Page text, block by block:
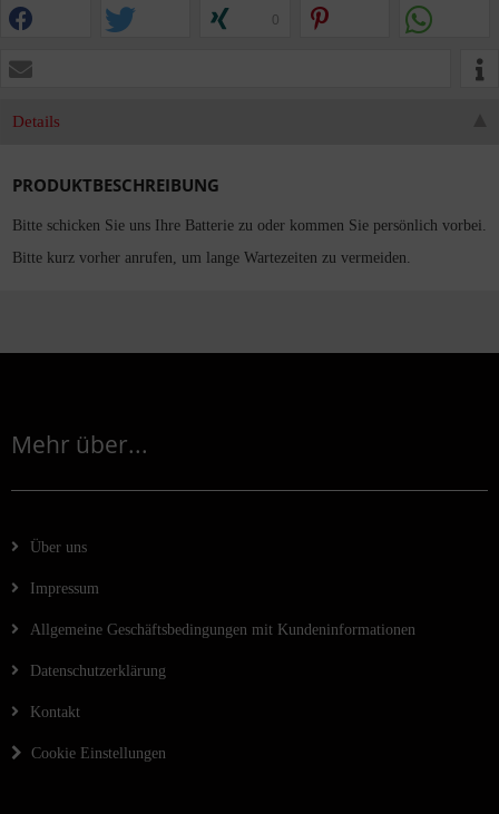
0
Details
PRODUKTBESCHREIBUNG
Bitte schicken Sie uns Ihre Batterie zu oder kommen Sie persönlich vorbei.
Bitte kurz vorher anrufen, um lange Wartezeiten zu vermeiden.
Mehr über...
Über uns
Impressum
Allgemeine Geschäftsbedingungen mit Kundeninformationen
Datenschutzerklärung
Kontakt
Cookie Einstellungen